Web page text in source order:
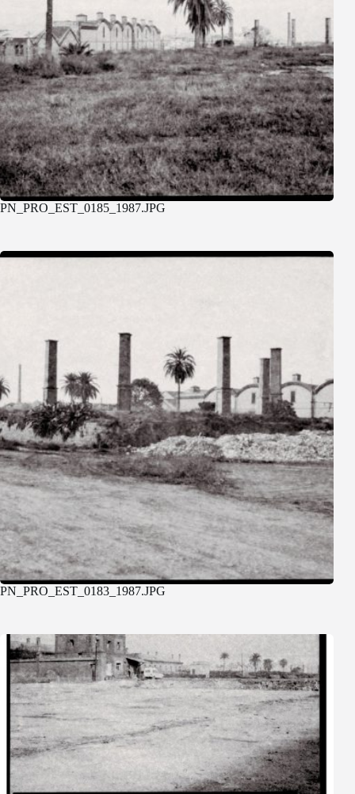
PN_PRO_EST_0185_1987.JPG
PN_PRO_EST_0183_1987.JPG